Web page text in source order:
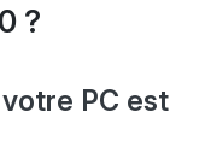
?
votre PC est